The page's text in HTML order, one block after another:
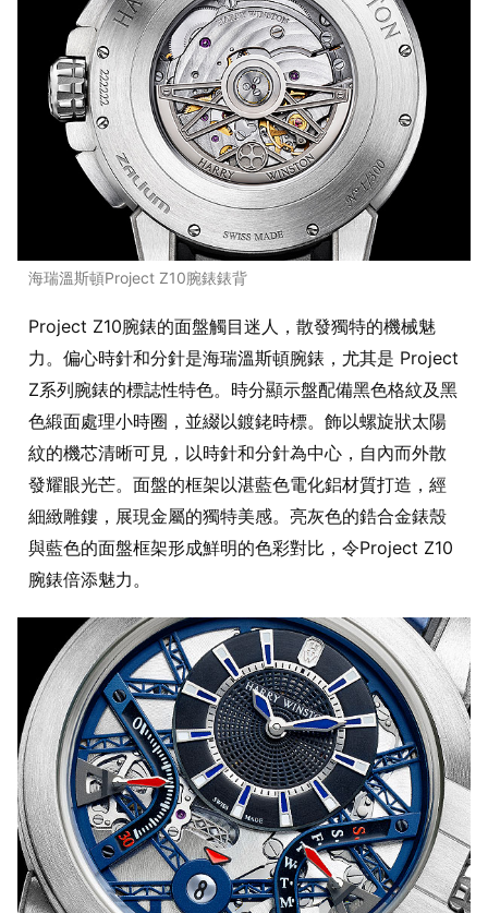
海瑞溫斯頓Project Z10腕錶錶背
Project Z10腕錶的面盤觸目迷人，散發獨特的機械魅
力。偏心時針和分針是海瑞溫斯頓腕錶，尤其是 Project
Z系列腕錶的標誌性特色。時分顯示盤配備黑色格紋及黑
色緞面處理小時圈，並綴以鍍銠時標。飾以螺旋狀太陽
紋的機芯清晰可見，以時針和分針為中心，自內而外散
發耀眼光芒。面盤的框架以湛藍色電化鋁材質打造，經
細緻雕鏤，展現金屬的獨特美感。亮灰色的鋯合金錶殼
與藍色的面盤框架形成鮮明的色彩對比，令Project Z10
腕錶倍添魅力。